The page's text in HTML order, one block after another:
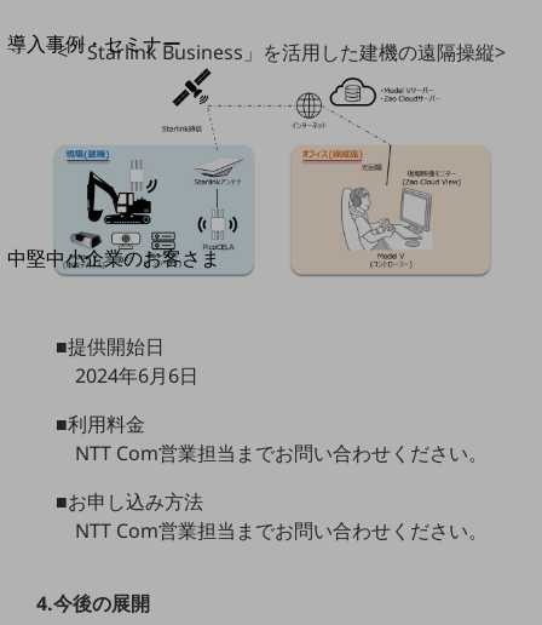
導入事例・セミナー
最新の導入事例や注目の導入事例をご紹介します
セミナー
開催・出展する各種セミナー、イベント情報をご紹介します
別ウィンドウで開きます
中堅中小企業のお客さま
旬な話題やお役立ち資料などDXの課題を
解決するヒントをお届けする記事サイト
お役立ち資料ダウンロード
トレンド記事特集
中堅中小企業向け
サービス・ソリューション
お悩みから見つける
<「Starlink Business」を活用した建機の遠隔操縦>
■提供開始日
2024年6月6日
■利用料金
NTT Com営業担当までお問い合わせください。
■お申し込み方法
NTT Com営業担当までお問い合わせください。
4.今後の展開